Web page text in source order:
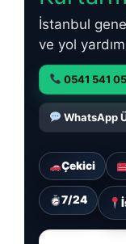
İstanbul
ve yol
0541 541
WhatsApp
Çekici
7/24